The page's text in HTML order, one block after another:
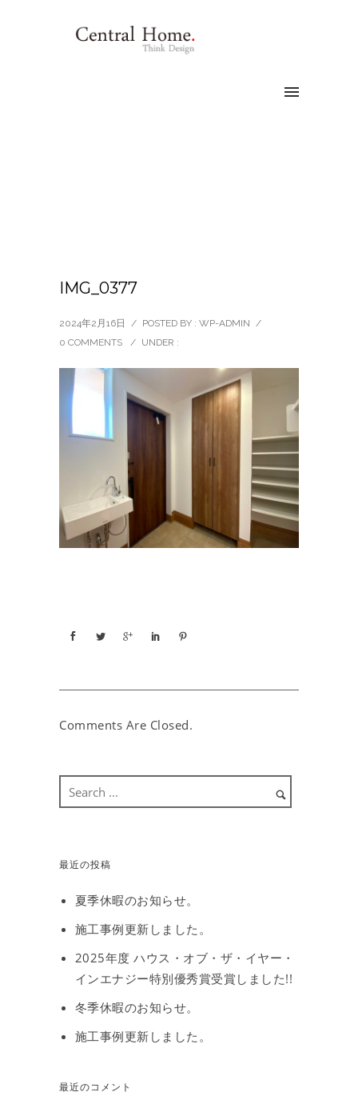
IMG_0377
2024年2月16日 / POSTED BY : WP-ADMIN /
0 COMMENTS
/ UNDER :
Comments Are Closed.
最近の投稿
夏季休暇のお知らせ。
施工事例更新しました。
2025年度 ハウス・オブ・ザ・イヤー・
インエナジー特別優秀賞受賞しました!!
冬季休暇のお知らせ。
施工事例更新しました。
最近のコメント